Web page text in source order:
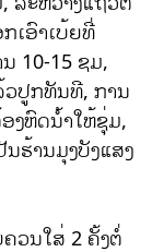
ເອົາເບ້ຍທີ່
10-15 ຊມ,
ປູກທັນທີ, ການ
ງຫົດນໍ້າໃຫ້ຊຸ່ມ,
ຮ້ານມຸງບັງແສງ
ວນໃສ່ 2 ຄັ້ງຕໍ່